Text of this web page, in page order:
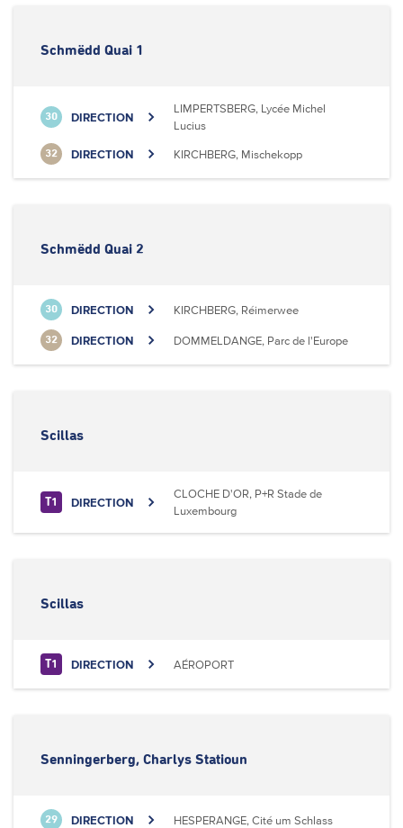
Schmëdd Quai 1
30 DIRECTION
LIMPERTSBERG, Lycée Michel
Lucius
32 DIRECTION KIRCHBERG, Mischekopp
Schmëdd Quai 2
30 DIRECTION KIRCHBERG, Réimerwee
32 DIRECTION DOMMELDANGE, Parc de l'Europe
Scillas
T1 DIRECTION
CLOCHE D'OR, P+R Stade de
Luxembourg
Scillas
T1 DIRECTION AÉROPORT
Senningerberg, Charlys Statioun
29 DIRECTION HESPERANGE, Cité um Schlass